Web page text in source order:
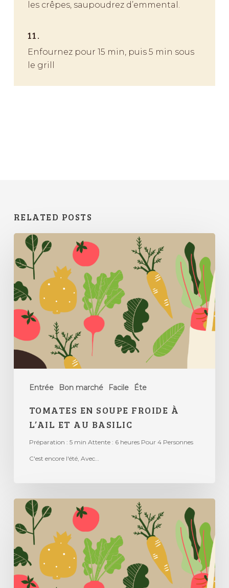
les crêpes, saupoudrez d’emmental.
11.
Enfournez pour 15 min, puis 5 min sous
le grill
RELATED POSTS
Entrée Bon marché Facile Éte
TOMATES EN SOUPE FROIDE À
L’AIL ET AU BASILIC
Préparation : 5 min Attente : 6 heures Pour 4 Personnes
C'est encore l'été, Avec…